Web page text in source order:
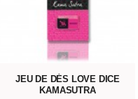
JEU DE DÉS LOVE DICE
KAMASUTRA